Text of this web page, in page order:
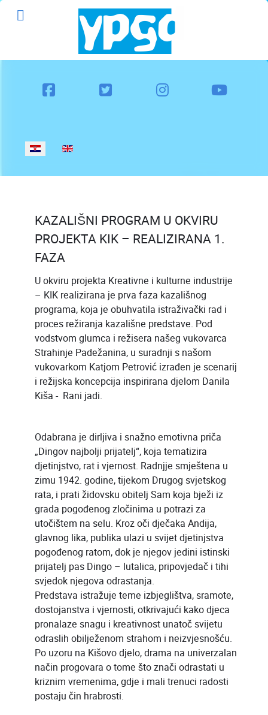
Odaberite svoj jezik
KAZALIŠNI PROGRAM U OKVIRU
PROJEKTA KIK – REALIZIRANA 1.
FAZA
U okviru projekta Kreativne i kulturne industrije
– KIK realizirana je prva faza kazališnog
programa, koja je obuhvatila istraživački rad i
proces režiranja kazališne predstave. Pod
vodstvom glumca i režisera našeg vukovarca
Strahinje Padežanina, u suradnji s našom
vukovarkom Katjom Petrović izrađen je scenarij
i režijska koncepcija inspirirana djelom Danila
Kiša - Rani jadi.
Odabrana je dirljiva i snažno emotivna priča
„Dingov najbolji prijatelj“, koja tematizira
djetinjstvo, rat i vjernost. Radnjje smještena u
zimu 1942. godine, tijekom Drugog svjetskog
rata, i prati židovsku obitelj Sam koja bježi iz
grada pogođenog zločinima u potrazi za
utočištem na selu. Kroz oči dječaka Andija,
glavnog lika, publika ulazi u svijet djetinjstva
pogođenog ratom, dok je njegov jedini istinski
prijatelj pas Dingo – lutalica, pripovjedač i tihi
svjedok njegova odrastanja.
Predstava istražuje teme izbjeglištva, sramote,
dostojanstva i vjernosti, otkrivajući kako djeca
pronalaze snagu i kreativnost unatoč svijetu
odraslih obilježenom strahom i neizvjesnošću.
Po uzoru na Kišovo djelo, drama na univerzalan
način progovara o tome što znači odrastati u
kriznim vremenima, gdje i mali trenuci radosti
postaju čin hrabrosti.